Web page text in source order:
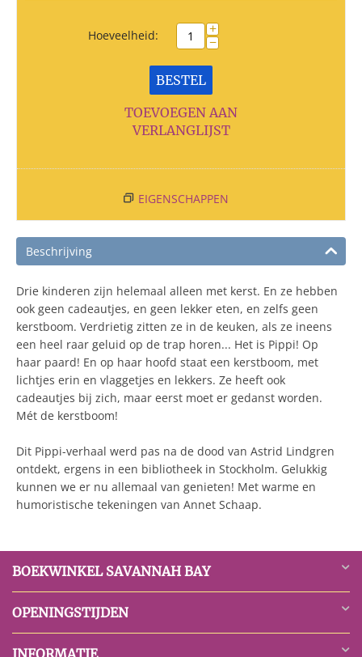
Hoeveelheid: +
−
BESTEL
TOEVOEGEN AAN
VERLANGLIJST
EIGENSCHAPPEN
Beschrijving
Drie kinderen zijn helemaal alleen met kerst. En ze hebben
ook geen cadeautjes, en geen lekker eten, en zelfs geen
kerstboom. Verdrietig zitten ze in de keuken, als ze ineens
een heel raar geluid op de trap horen... Het is Pippi! Op
haar paard! En op haar hoofd staat een kerstboom, met
lichtjes erin en vlaggetjes en lekkers. Ze heeft ook
cadeautjes bij zich, maar eerst moet er gedanst worden.
Mét de kerstboom!
Dit Pippi-verhaal werd pas na de dood van Astrid Lindgren
ontdekt, ergens in een bibliotheek in Stockholm. Gelukkig
kunnen we er nu allemaal van genieten! Met warme en
humoristische tekeningen van Annet Schaap.
BOEKWINKEL SAVANNAH BAY
OPENINGSTIJDEN
INFORMATIE